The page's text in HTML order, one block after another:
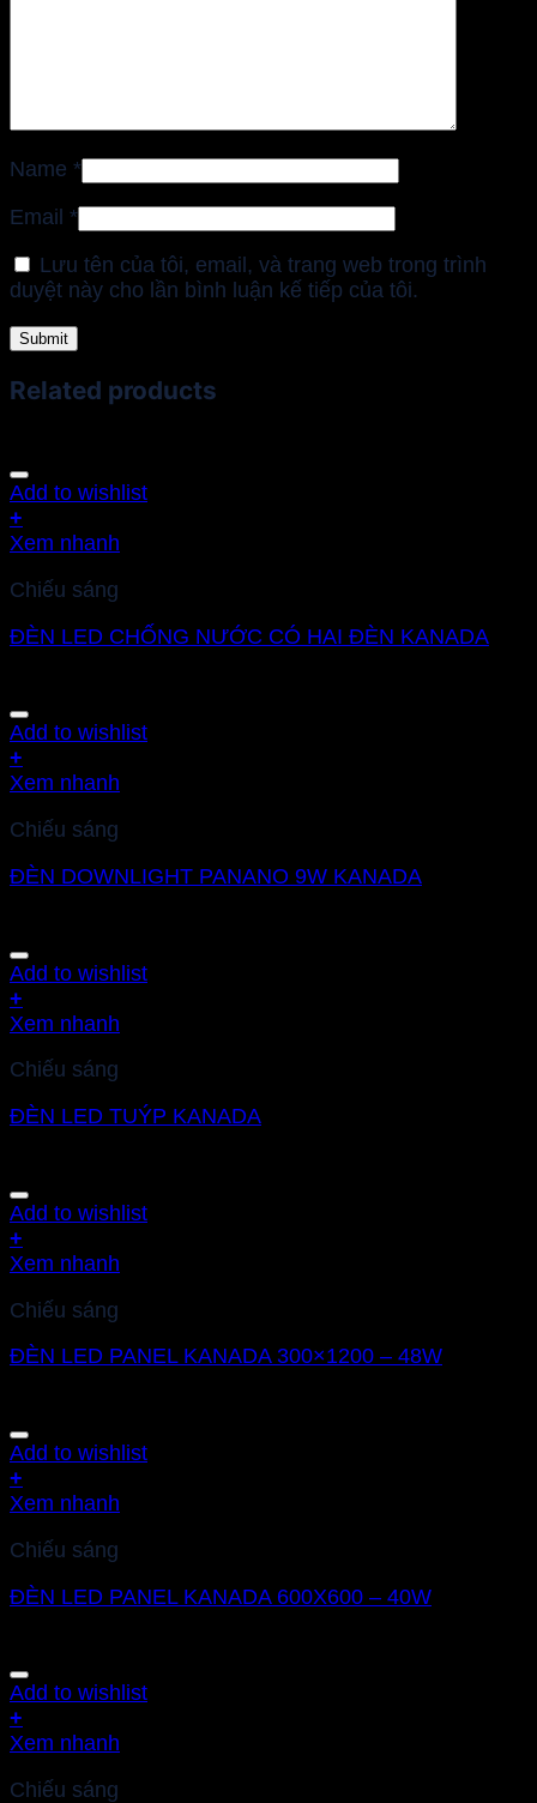
Name *
Email *
Lưu tên của tôi, email, và trang web trong trình
duyệt này cho lần bình luận kế tiếp của tôi.
Related products
Add to wishlist
+
Xem nhanh
Chiếu sáng
ĐÈN LED CHỐNG NƯỚC CÓ HAI ĐÈN KANADA
Add to wishlist
+
Xem nhanh
Chiếu sáng
ĐÈN DOWNLIGHT PANANO 9W KANADA
Add to wishlist
+
Xem nhanh
Chiếu sáng
ĐÈN LED TUÝP KANADA
Add to wishlist
+
Xem nhanh
Chiếu sáng
ĐÈN LED PANEL KANADA 300×1200 – 48W
Add to wishlist
+
Xem nhanh
Chiếu sáng
ĐÈN LED PANEL KANADA 600X600 – 40W
Add to wishlist
+
Xem nhanh
Chiếu sáng